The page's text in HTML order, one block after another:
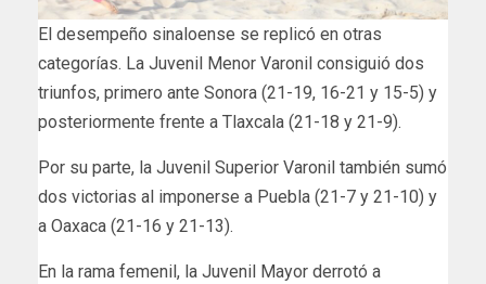
El desempeño sinaloense se replicó en otras
categorías. La Juvenil Menor Varonil consiguió dos
triunfos, primero ante Sonora (21-19, 16-21 y 15-5) y
posteriormente frente a Tlaxcala (21-18 y 21-9).
Por su parte, la Juvenil Superior Varonil también sumó
dos victorias al imponerse a Puebla (21-7 y 21-10) y
a Oaxaca (21-16 y 21-13).
En la rama femenil, la Juvenil Mayor derrotó a